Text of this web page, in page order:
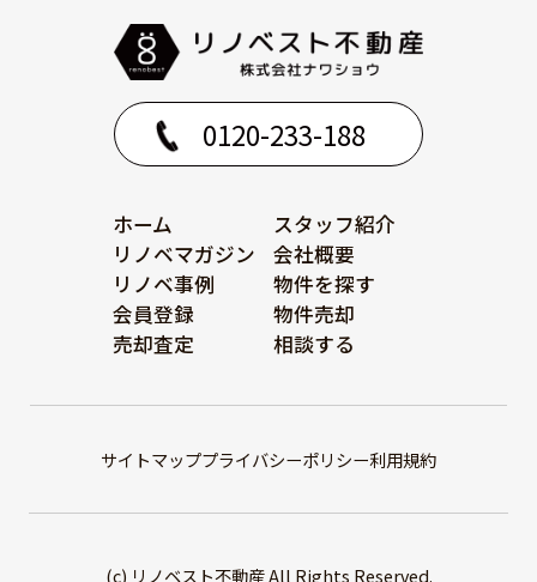
0120-233-188
ホーム
スタッフ紹介
リノベマガジン
会社概要
リノベ事例
物件を探す
会員登録
物件売却
売却査定
相談する
サイトマッププライバシーポリシー利用規約
(c) リノベスト不動産 All Rights Reserved.